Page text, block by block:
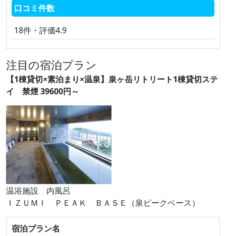
口コミ件数
18件・評価4.9
注目の宿泊プラン
【1棟貸切×素泊まり×温泉】泉ヶ岳リトリート1棟貸切ステ
イ 禁煙 39600円～
温浴施設 内風呂
ＩＺＵＭＩ ＰＥＡＫ ＢＡＳＥ（泉ピークベース）
宿泊プラン名